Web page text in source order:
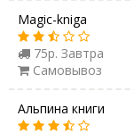
Magic-kniga
75р. Завтра
Самовывоз
Альпина книги